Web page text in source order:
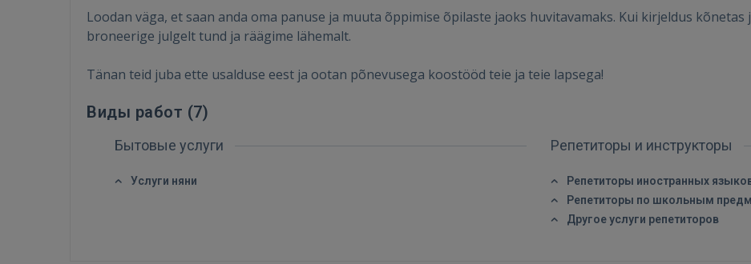
FACEBOOK
Ещё не зарегистрированы?
РЕГИСТРАЦИЯ
Loodan väga, et saan anda oma panuse ja muuta õppimise õpilaste jaoks huvitavamaks. Kui kirjeldus
broneerige julgelt tund ja räägime lähemalt.
Tänan teid juba ette usalduse eest ja ootan põnevusega koostööd teie ja teie lapsega!
Виды работ (7)
Бытовые услуги
Услуги няни
Репетиторы и инструкторы
Репетиторы иностранных
Репетиторы по школьным
Другое услуги репетиторов